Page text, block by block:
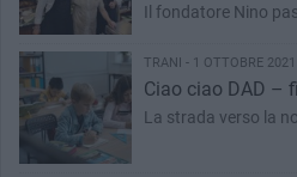
Il fondatore Nino
TRANI - 1 OTTOBRE 2021
Ciao ciao DAD –
La strada verso la